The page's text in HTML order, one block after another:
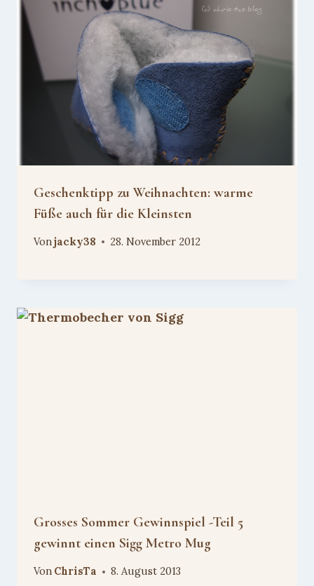
Geschenktipp zu Weihnachten: warme
Füße auch für die Kleinsten
Vonjacky38 28. November 2012
Grosses Sommer Gewinnspiel -Teil 5
gewinnt einen Sigg Metro Mug
Von ChrisTa 8. August 2013